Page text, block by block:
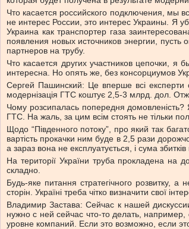
Что касается российского подключения, мы
не интерес России, это интерес Украины. Я
Украина как транспортер газа
появления новых источников энергии,
партнеров на трубу.
Что касается других участников цепочки, я
интересна. Но опять же, без консорциумов
Сергей Пашинский: Це вперше всі експерти
модернізація ГТС коштує 2,5-3 млрд. дол.
Чому розсипалась попередня
ГТС. На жаль, за цим всім стоять не тільки
Щодо “Південного потоку”, про який так
вартість прокачки ним буде в 2,5 рази
а зараз вона не експлуатується, і сума
На території України труба прокладена на
складно.
Будь-яке питання стратегічного розвитку, а
сторін. Україні треба чітко визначити свої
Владимир Застава: Сейчас к нашей
нужно с ней сейчас что-то делать,
уровне компаний. Если это возможно, если